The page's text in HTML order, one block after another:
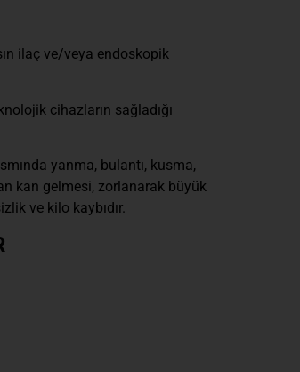
ilaç ve/veya endoskopik
cihazların sağladığı
yanma, bulantı, kusma,
kan gelmesi, zorlanarak büyük
ve kilo kaybıdır.